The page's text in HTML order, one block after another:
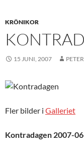
KRÖNIKOR
15 JUNI, 2007
Fler bilder i Galleriet
Kontradagen 2007-